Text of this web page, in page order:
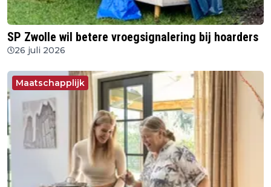
SP Zwolle wil betere vroegsignalering bij hoarders
26 juli 2026
Maatschapplijk